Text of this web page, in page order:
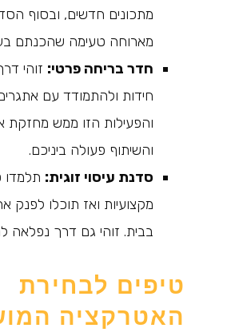
מתכונים חדשים, ובסוף
מארוחה טעימה שהכנתם
חדר בריחה פרטי: זוהי
חידות ולהתמודד עם
והפעילות הזו ממש
והשיתוף פעולה ביניכם.
סדנת עיסוי זוגית: תלמדו
מקצועיות ואז תוכלו לפנק
בבית. זוהי גם דרך נפלאה
טיפים לבחירת
האטרקציה